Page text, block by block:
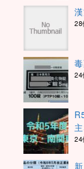
28
24
24